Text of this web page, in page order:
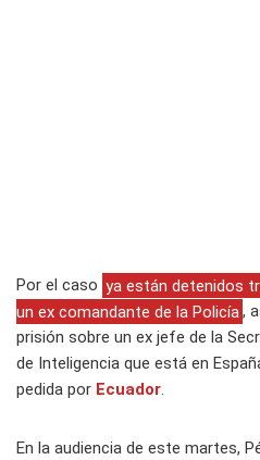
Por el caso ya están detenidos
un ex comandante de la Policía ,
prisión sobre un ex jefe de la
de Inteligencia que está en
pedida por Ecuador.
En la audiencia de este martes,